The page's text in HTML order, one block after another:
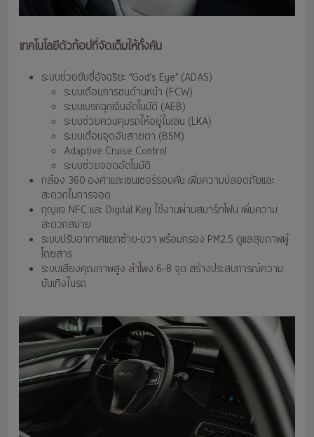
เทคโนโลยีตัวท้อปที่จัดเต็มให้ทั้งคัน
ระบบช่วยขับขี่อัจฉริยะ “God’s Eye” (ADAS)
ระบบเตือนการชนด้านหน้า (FCW)
ระบบเบรกฉุกเฉินอัตโนมัติ (AEB)
ระบบช่วยควบคุมรถให้อยู่ในเลน (LKA)
ระบบเตือนจุดอับสายตา (BSM)
Adaptive Cruise Control
ระบบช่วยจอดอัตโนมัติ
กล้อง 360 องศาและเซนเซอร์รอบคัน เพิ่มความปลอดภัยและ
สะดวกในการจอด
กุญแจ NFC และ Digital Key ใช้งานผ่านสมาร์ทโฟน เพิ่มความ
สะดวกสบาย
ระบบปรับอากาศแยกซ้าย-ขวา พร้อมกรอง PM2.5 ดูแลสุขภาพผู้
โดยสาร
ระบบเสียงคุณภาพสูง ลำโพง 6–8 จุด สร้างประสบการณ์ความ
บันเทิงในรถ